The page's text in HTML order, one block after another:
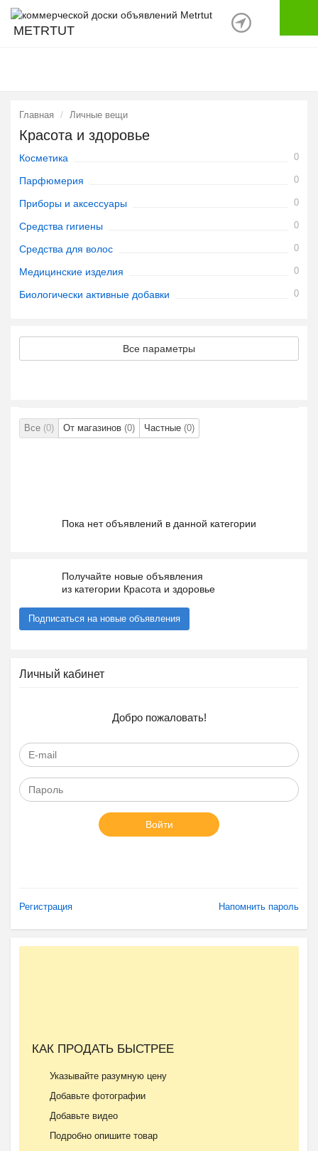
METRTUT
Главная Личные вещи
Красота и здоровье
Косметика 0
Парфюмерия 0
Приборы и аксессуары 0
Средства гигиены 0
Средства для волос 0
Медицинские изделия 0
Биологически активные добавки 0
Все параметры
Все (0) От магазинов (0) Частные (0)
Пока нет объявлений в данной категории
Получайте новые объявления
из категории Красота и здоровье
Подписаться на новые объявления
Личный кабинет
Добро пожаловать!
Войти
Регистрация Напомнить пароль
КАК ПРОДАТЬ БЫСТРЕЕ
Указывайте разумную цену
Добавьте фотографии
Добавьте видео
Подробно опишите товар